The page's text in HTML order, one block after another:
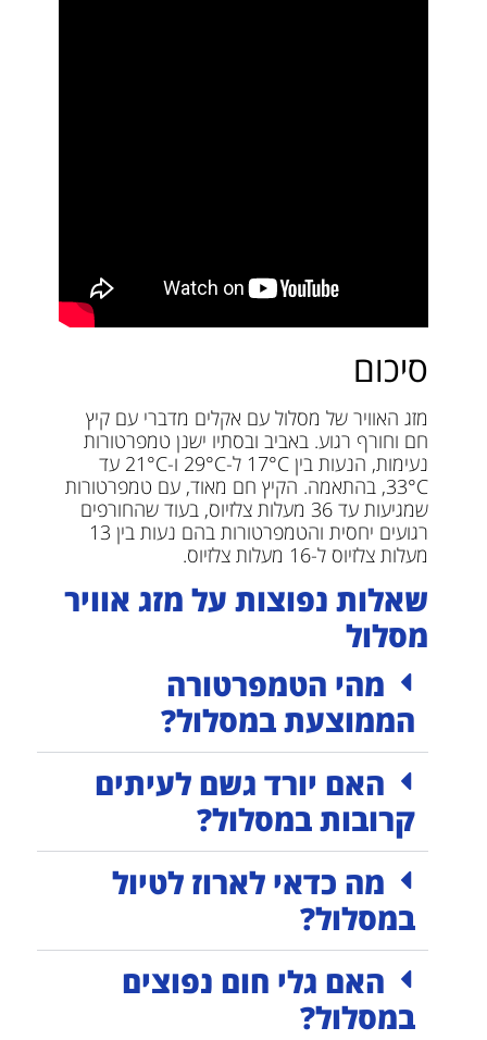
סיכום
מזג האוויר של מסלול עם אקלים מדברי עם קיץ
חם וחורף רגוע. באביב ובסתיו ישנן טמפרטורות
נעימות, הנעות בין 17°C ל-29°C ו-21°C עד
33°C, בהתאמה. הקיץ חם מאוד, עם טמפרטורות
שמגיעות עד 36 מעלות צלזיוס, בעוד שהחורפים
רגועים יחסית והטמפרטורות בהם נעות בין 13
מעלות צלזיוס ל-16 מעלות צלזיוס.
שאלות נפוצות על מזג אוויר
מסלול
מהי הטמפרטורה
הממוצעת במסלול?
האם יורד גשם לעיתים
קרובות במסלול?
מה כדאי לארוז לטיול
במסלול?
האם גלי חום נפוצים
במסלול?